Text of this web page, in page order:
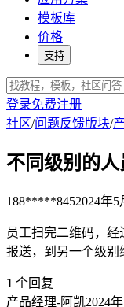
模板库
价格
支持
登录免费注册
社区/问题反馈版块/
不同级别的
188*****8452024年5
员工扫完二维码，
报送，到另一个级别
1 个回复
产品经理-阿凯2024